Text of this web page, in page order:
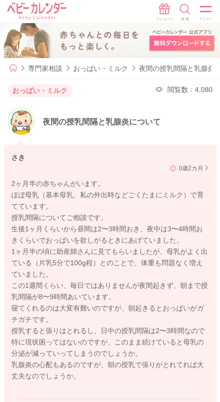
専門家相談 おっぱい・ミルク 夜間の授乳間隔と乳腺炎
おっぱい・ミルク 閲覧数：4,080
夜間の授乳間隔と乳腺炎について
さき
0歳2カ月
2ヶ月半の赤ちゃんがいます。
ほぼ母乳（基本母乳、私の外出時などごくたまにミルク）で育
てています。
授乳間隔についてご相談です。
生後1ヶ月くらいから昼間は2〜3時間おき、夜中は3〜4時間お
きくらいでおっぱいを欲しがるときにあげていました。
1ヶ月半の頃に助産師さんに見てもらいましたが、母乳がよく出
ている（片乳5分で100g程）とのことで、体重も問題なく増え
ていました。
この1週間くらい、毎日ではありませんが夜間起きず、朝まで授
乳間隔が8〜9時間あいています。
寝てくれるのは大変有難いのですが、朝起きるとおっぱいがガ
チガチです。
授乳すると張りはとれるし、日中の授乳間隔は2〜3時間なので
特に現状困ってはないのですが、このまま続けていると母乳の
分泌が減っていってしまうのでしょうか。
乳腺炎の心配もあるのですが、朝の授乳で張りがとれてれば大
丈夫なのでしょうか。